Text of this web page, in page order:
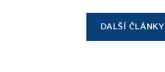
DALŠÍ ČLÁNKY